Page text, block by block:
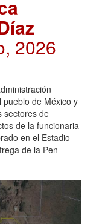
2026
pueblo de México y
sectores de
de la funcionaria
en el Estadio
de la Pen